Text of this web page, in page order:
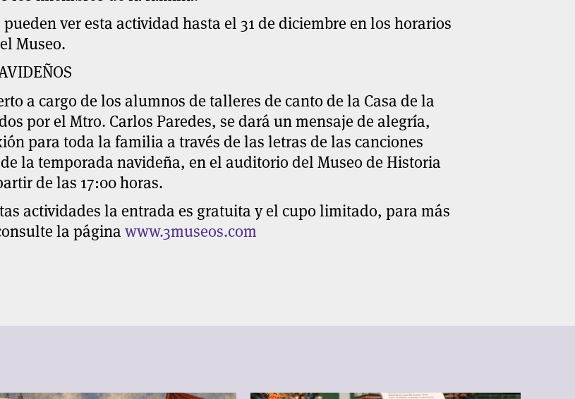
ver esta actividad hasta el 31 de diciembre en los horarios
Museo.
a cargo de los alumnos de talleres de canto de la Casa de la
por el Mtro. Carlos Paredes, se dará un mensaje de alegría,
para toda la familia a través de las letras de las canciones
la temporada navideña, en el auditorio del Museo de Historia
de las 17:00 horas.
actividades la entrada es gratuita y el cupo limitado, para más
la página www.3museos.com